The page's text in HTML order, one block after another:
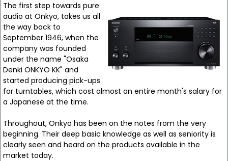
The first step towards pure
audio at Onkyo, takes us all
the way back to
September 1946, when the
company was founded
under the name "Osaka
Denki ONKYO KK" and
started producing pick-ups
for turntables, which cost almost an entire month's salary for
a Japanese at the time.
Throughout, Onkyo has been on the notes from the very
beginning. Their deep basic knowledge as well as seniority is
clearly seen and heard on the products available in the
market today.